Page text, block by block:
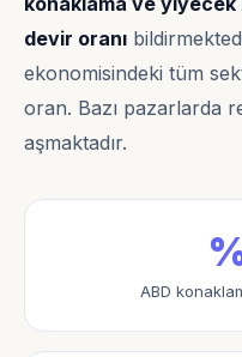
devir oranı
ekonomisindeki tüm
oran. Bazı pazarlarda
aşmaktadır.
ABD